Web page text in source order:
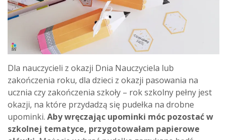
Dla nauczycieli z okazji Dnia Nauczyciela lub
zakończenia roku, dla dzieci z okazji pasowania na
ucznia czy zakończenia szkoły – rok szkolny pełny jest
okazji, na które przydadzą się pudełka na drobne
upominki. Aby wręczając upominki móc pozostać w
szkolnej tematyce, przygotowałam papierowe